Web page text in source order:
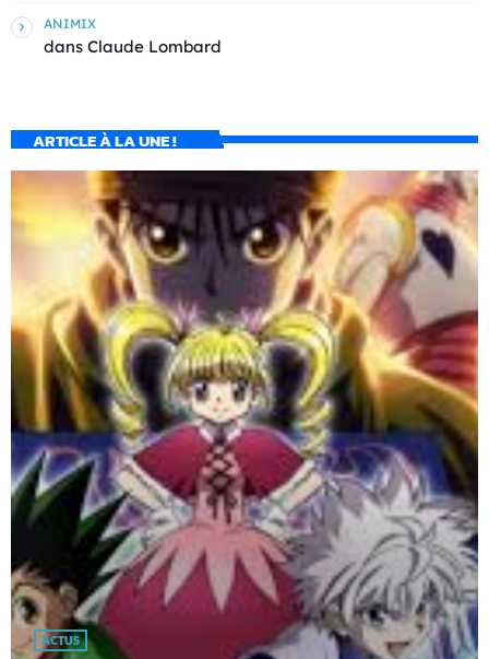
ANIMIX
dans Claude Lombard
ARTICLE À LA UNE !
ACTUS